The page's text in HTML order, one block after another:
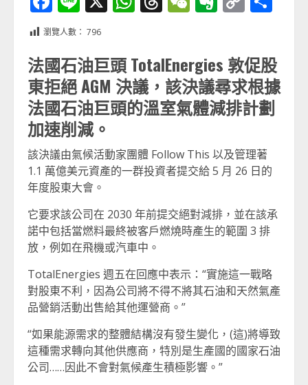
瀏覽人數： 796
法國石油巨頭 TotalEnergies 敦促股
東拒絕 AGM 決議，該決議尋求根據
法國石油巨頭的溫室氣體減排計劃
加速削減。
該決議由氣候活動家團體 Follow This 以及管理著
1.1 萬億美元資產的一群投資者提交給 5 月 26 日的
年度股東大會。
它要求該公司在 2030 年前提交絕對減排，並在該承
諾中包括當燃料最終被客戶燃燒時產生的範圍 3 排
放，例如在飛機或汽車中。
TotalEnergies 週五在回應中表示：“實施這一戰略
對股東不利，因為公司將不得不將其石油和天然氣產
品營銷活動出售給其他運營商。”
“如果能源需求的整體結構沒有發生變化，(這)將導致
這種需求轉向其他供應商，特別是生產國的國家石油
公司……因此不會對氣候產生積極影響。”